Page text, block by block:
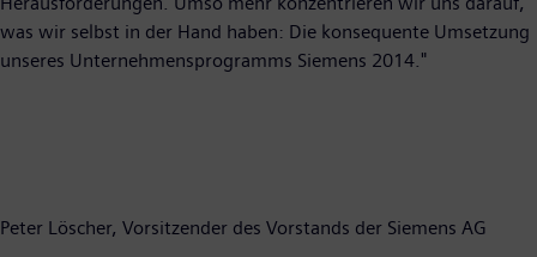
was wir selbst in der Hand haben: Die konsequente Umsetzung
unseres Unternehmensprogramms Siemens 2014."
Peter Löscher, Vorsitzender des Vorstands der Siemens AG